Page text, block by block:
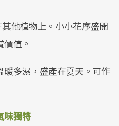
他植物上。小小花序盛開
值。
暖多濕，盛產在夏天。可作
味獨特